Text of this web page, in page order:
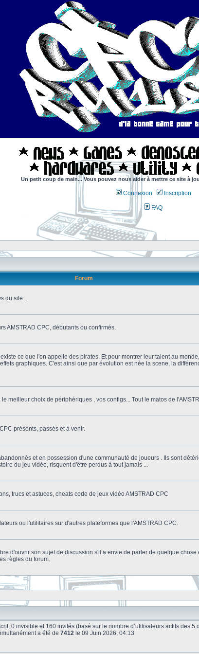
Un petit coup de main... Vous pouvez nous aider à mettre ce site à
Connexion Inscription
FAQ
Forum
du site ...
AMSTRAD CPC, débutants ou confirmés.
ce que l'on appelle des pirates. Et pour montrer leur talent au
graphiques. C'est ainsi que par évolution est née la scene, la
meilleur choix de périphériques , vos configs... Tout le matos de
présents, passés et à venir.
et en possession d'une communauté de joueurs . Ils sont
du jeu vidéo, risquent d'être perdus à tout jamais ...
trucs et astuces, cheats code de jeux vidéo AMSTRAD CPC
ou l'utilitaires sur d'autres plateformes que l'AMSTRAD CPC.
d'ouvrir son sujet de discussion s'il a envie de parler de quelque
règles du forum.
0 invisible et 160 invités (basé sur le nombre d’utilisateurs actifs des 5
a été de 7412 le 09 Juin 2026, 04:13